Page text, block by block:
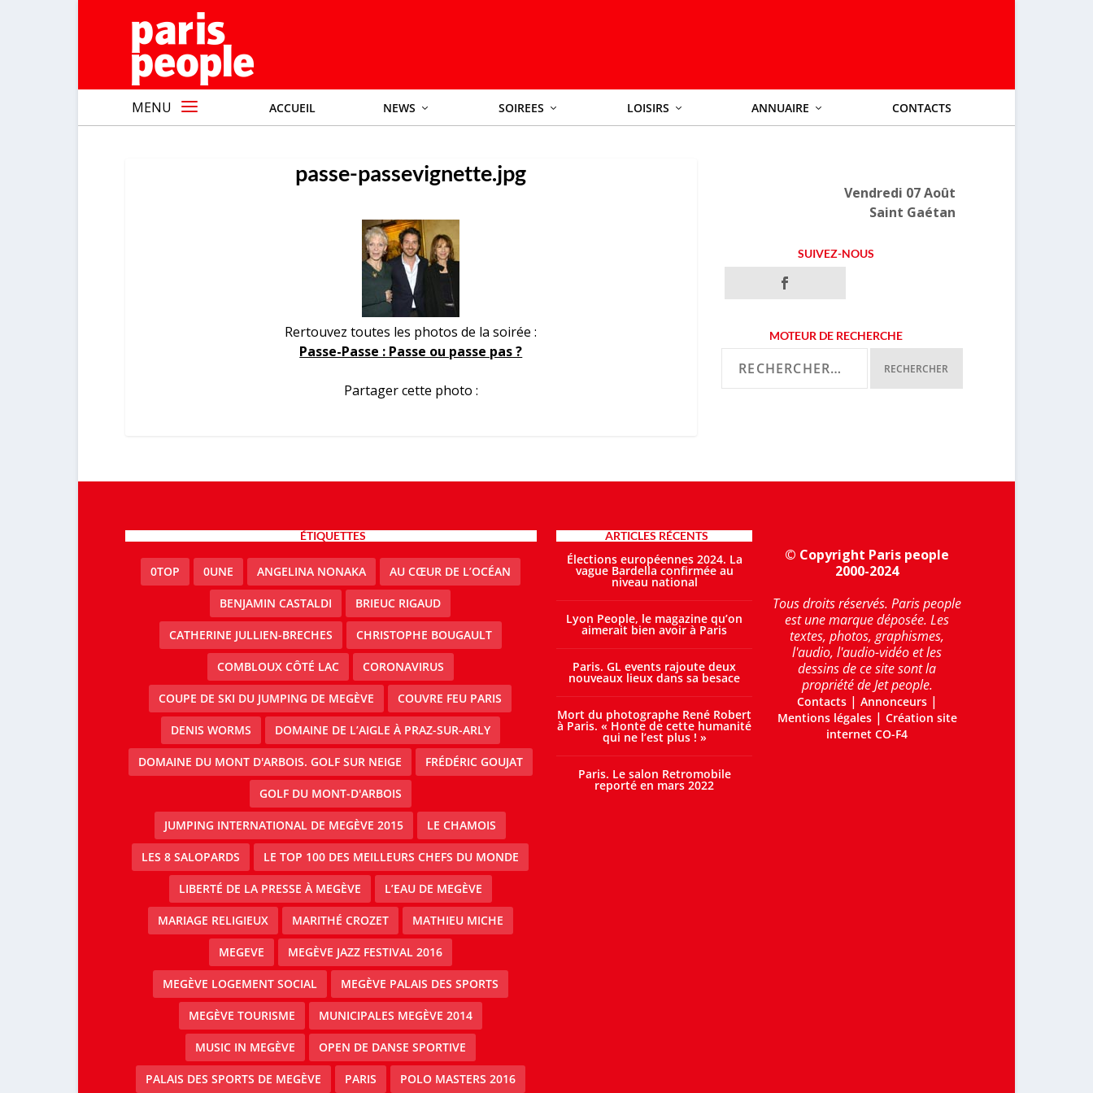
MENU ACCUEIL NEWS SOIREES LOISIRS ANNUAIRE CONTACTS
passe-passevignette.jpg
Rertouvez toutes les photos de la soirée :
Passe-Passe : Passe ou passe pas ?
Partager cette photo :
Vendredi 07 Août
Saint Gaétan
SUIVEZ-NOUS
MOTEUR DE RECHERCHE
ÉTIQUETTES
0TOP 0UNE ANGELINA NONAKA AU CŒUR DE L’OCÉAN
BENJAMIN CASTALDI BRIEUC RIGAUD
CATHERINE JULLIEN-BRECHES CHRISTOPHE BOUGAULT
COMBLOUX CÔTÉ LAC CORONAVIRUS
COUPE DE SKI DU JUMPING DE MEGÈVE COUVRE FEU PARIS
DENIS WORMS DOMAINE DE L’AIGLE À PRAZ-SUR-ARLY
DOMAINE DU MONT D'ARBOIS. GOLF SUR NEIGE FRÉDÉRIC GOUJAT
GOLF DU MONT-D'ARBOIS
JUMPING INTERNATIONAL DE MEGÈVE 2015 LE CHAMOIS
LES 8 SALOPARDS LE TOP 100 DES MEILLEURS CHEFS DU MONDE
LIBERTÉ DE LA PRESSE À MEGÈVE L’EAU DE MEGÈVE
MARIAGE RELIGIEUX MARITHÉ CROZET MATHIEU MICHE
MEGEVE MEGÈVE JAZZ FESTIVAL 2016
MEGÈVE LOGEMENT SOCIAL MEGÈVE PALAIS DES SPORTS
MEGÈVE TOURISME MUNICIPALES MEGÈVE 2014
MUSIC IN MEGÈVE OPEN DE DANSE SPORTIVE
PALAIS DES SPORTS DE MEGÈVE PARIS POLO MASTERS 2016
ARTICLES RÉCENTS
Élections européennes 2024. La
vague Bardella confirmée au
niveau national
Lyon People, le magazine qu’on
aimerait bien avoir à Paris
Paris. GL events rajoute deux
nouveaux lieux dans sa besace
Mort du photographe René Robert
à Paris. « Honte de cette humanité
qui ne l’est plus ! »
Paris. Le salon Retromobile
reporté en mars 2022
© Copyright Paris people
2000-2024
Tous droits réservés. Paris people
est une marque déposée. Les
textes, photos, graphismes,
l'audio, l'audio-vidéo et les
dessins de ce site sont la
propriété de Jet people.
Contacts| Annonceurs|
Mentions légales| Création site
internet CO-F4